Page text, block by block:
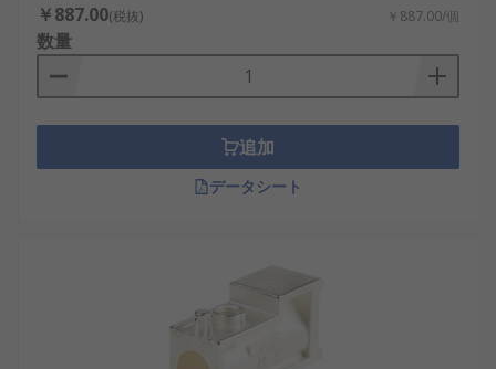
￥887.00(税抜) ￥887.00/個
数量
追加
データシート